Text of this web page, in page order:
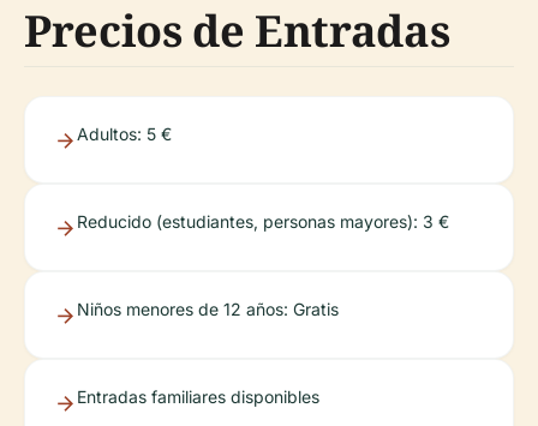
Precios de Entradas
Adultos: 5 €
Reducido (estudiantes, personas mayores): 3 €
Niños menores de 12 años: Gratis
Entradas familiares disponibles